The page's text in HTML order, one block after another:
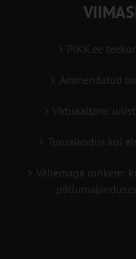
PIKK.ee
Ammendatud
Virtuaaltara:
Turuaiandus kui
Vähemaga rohkem: